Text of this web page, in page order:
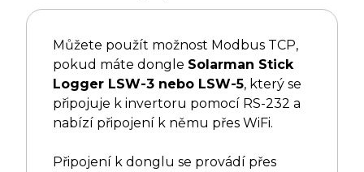
Můžete použít možnost Modbus TCP,
pokud máte dongle Solarman Stick
Logger LSW-3 nebo LSW-5, který se
připojuje k invertoru pomocí RS-232 a
nabízí připojení k němu přes WiFi.
Připojení k donglu se provádí přes